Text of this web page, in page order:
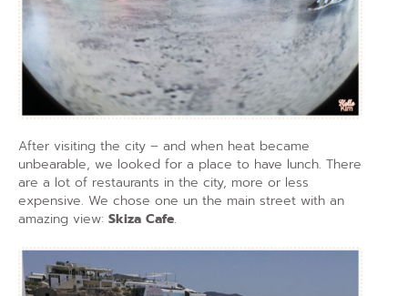
After visiting the city – and when heat became
unbearable, we looked for a place to have lunch. There
are a lot of restaurants in the city, more or less
expensive. We chose one un the main street with an
amazing view: Skiza Cafe.